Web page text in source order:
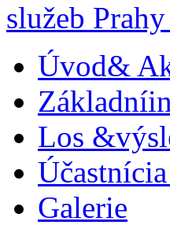
Úvod&
Základní
Los &
Účastníci
Galerie